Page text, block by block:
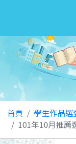
首頁
學生作品選
101年10月推薦